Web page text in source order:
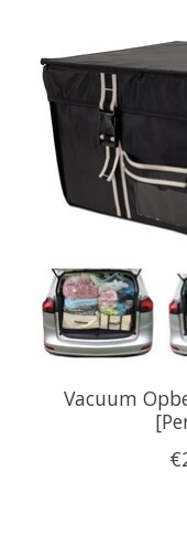
Items van
Vacuum